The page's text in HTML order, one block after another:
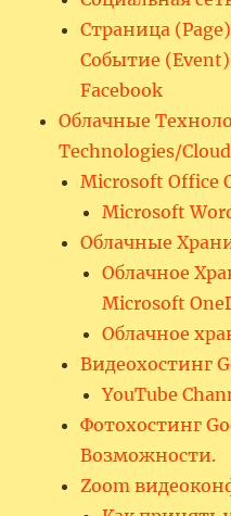
Страница
Событие
Facebook
Облачные
Technologies/
Microsoft Office
Microsoft
Облачные
Облачное
Microsoft
Облачное
Видеохостинг
YouTube
Фотохостинг
Возможности.
Zoom